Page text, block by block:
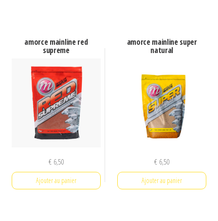
amorce mainline red
supreme
€6,50
Ajouter au panier
amorce mainline super
natural
€ 6,50
Ajouter au panier